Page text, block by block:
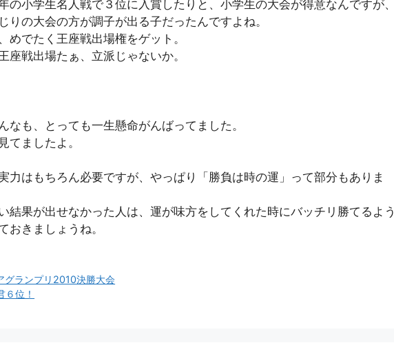
の小学生名人戦で３位に入賞したりと、小学生の大会が得意なんですが、
りの大会の方が調子が出る子だったんですよね。
めでたく王座戦出場権をゲット。
座戦出場たぁ、立派じゃないか。
なも、とっても一生懸命がんばってました。
てましたよ。
力はもちろん必要ですが、やっぱり「勝負は時の運」って部分もありま
結果が出せなかった人は、運が味方をしてくれた時にバッチリ勝てるよう
おきましょうね。
グランプリ2010決勝大会
６位！